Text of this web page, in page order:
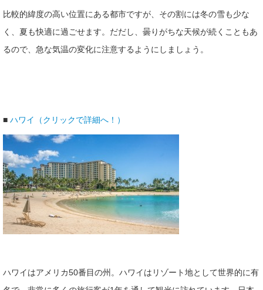
比較的緯度の高い位置にある都市ですが、その割には冬の雪も少な
く、夏も快適に過ごせます。だだし、曇りがちな天候が続くこともあ
るので、急な気温の変化に注意するようにしましょう。
■ ハワイ（クリックで詳細へ！）
ハワイはアメリカ50番目の州。ハワイはリゾート地として世界的に有